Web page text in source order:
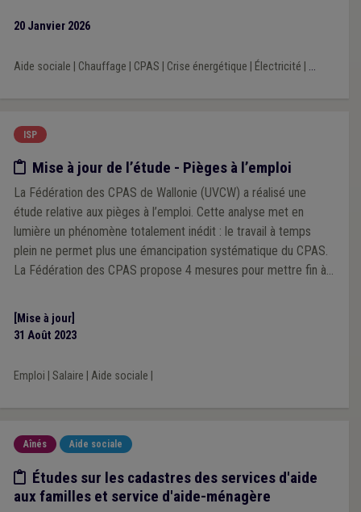
20 Janvier 2026
Aide sociale Chauffage CPAS Crise énergétique Électricité ...
ISP
Etude/chiffres
Mise à jour de l’étude - Pièges à l’emploi
La Fédération des CPAS de Wallonie (UVCW) a réalisé une
étude relative aux pièges à l’emploi. Cette analyse met en
lumière un phénomène totalement inédit : le travail à temps
plein ne permet plus une émancipation systématique du CPAS.
La Fédération des CPAS propose 4 mesures pour mettre fin à
des salaires les plus faibles.
[Mise à jour]
31 Août 2023
Emploi Salaire Aide sociale
Aînés Aide sociale
Etude/chiffres
Études sur les cadastres des services d'aide
aux familles et service d'aide-ménagère